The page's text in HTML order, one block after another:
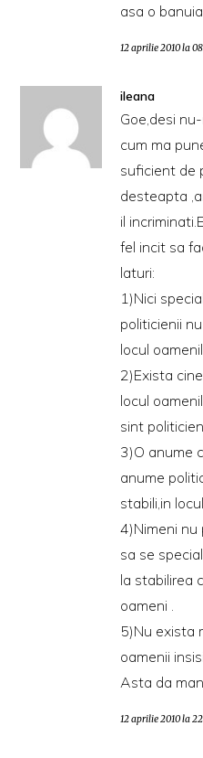
asa o
12 aprilie 2010 la
ileana
Goe,desi
cum ma
suficient de
desteapta
il
fel incit sa
laturi:
1)Nici
politicienii
locul
2)Exista
locul
sint
3)O anume
anume
stabili,in
4)Nimeni nu
sa se
la stabilirea
oameni .
5)Nu exista
oamenii
Asta da
12 aprilie 2010 la